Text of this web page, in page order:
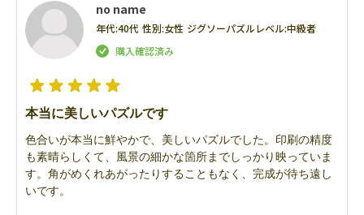
no name
年代:40代 性別:女性 ジグソーパズルレベル:中級者
本当に美しいパズルです
色合いが本当に鮮やかで、美しいパズルでした。印刷の精度
も素晴らしくて、風景の細かな箇所までしっかり映っていま
す。角がめくれあがったりすることもなく、完成が待ち遠し
いです。